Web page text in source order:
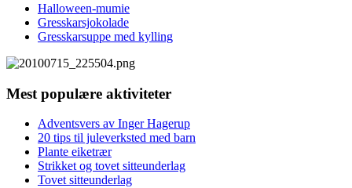
Halloween-mumie
Gresskarsjokolade
Gresskarsuppe med kylling
Mest populære aktiviteter
Adventsvers av Inger Hagerup
20 tips til juleverksted med barn
Plante eiketrær
Strikket og tovet sitteunderlag
Tovet sitteunderlag